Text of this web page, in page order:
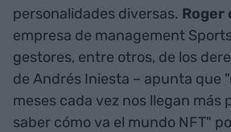
personalidades diversas. Roger
empresa de management
gestores, entre otros, de los
de Andrés Iniesta – apunta que
meses cada vez nos llegan más
saber cómo va el mundo NFT"